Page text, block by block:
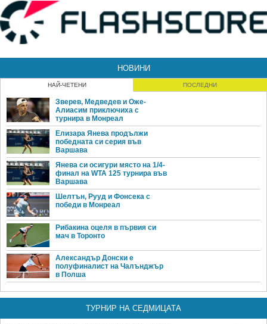
НОВИНИ
НАЙ-ЧЕТЕНИ ПОСЛЕДНИ
Зверев, Медведев и Оже-
Алиасим приключиха с
турнира в Монреал
Елизара Янева продължи
победната си серия във
Варшава
Янева си осигури място на 1/4-
финал на WTA 125 турнира във
Варшава
Шелтън, Рууд и Фонсека с
победи в Монреал
Рибакина оцеля в първия си
мач в Торонто
Александър Донски е
полуфиналист на Чалънджър
в Полша
ТУРНИР НА СЕДМИЦАТА